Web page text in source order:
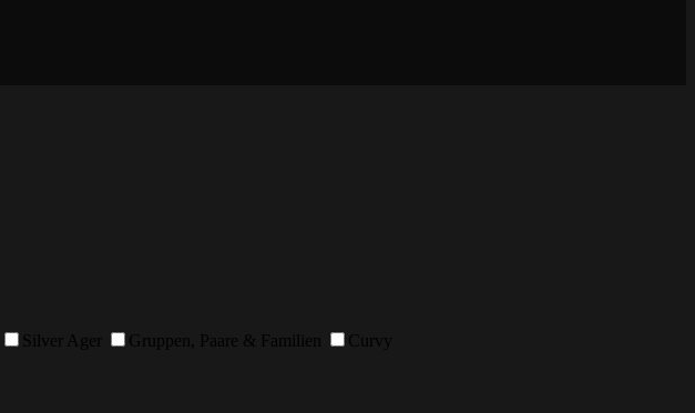
Silver Ager Gruppen, Paare & Familien Curvy